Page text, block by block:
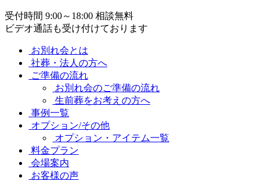
受付時間 9:00～18:00 相談無料
ビデオ通話も受け付けております
お別れ会とは
社葬・法人の方へ
ご準備の流れ
お別れ会のご準備の流れ
生前葬をお考えの方へ
事例一覧
オプション/その他
オプション・アイテム一覧
料金プラン
会場案内
お客様の声